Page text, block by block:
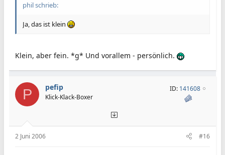
phil schrieb:
Ja, das ist klein
Klein, aber fein. *g* Und vorallem - persönlich.
P pefip
Klick-Klack-Boxer
ID: 141608
2 Juni 2006 #16